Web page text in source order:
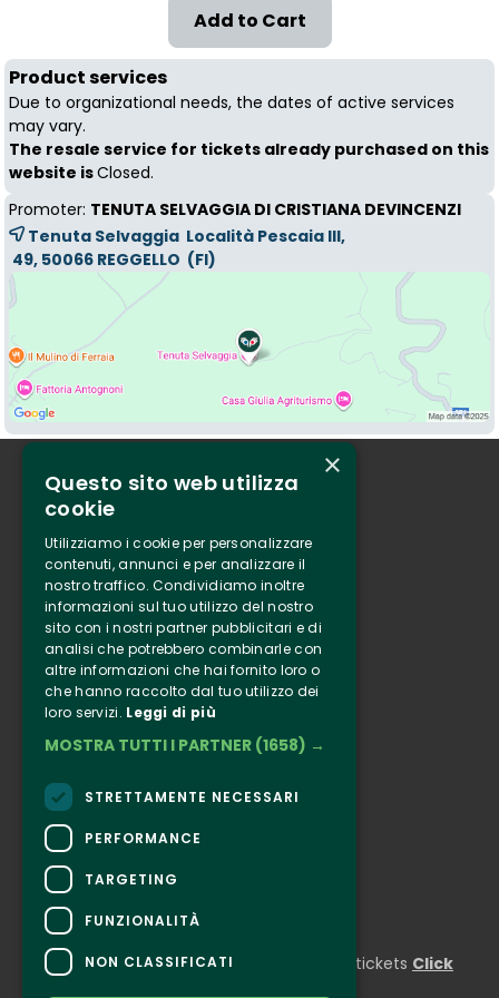
Product services
Due to organizational needs, the dates of active services
may vary.
The resale service for tickets already purchased on this
website isClosed.
Promoter: TENUTA SELVAGGIA DI CRISTIANA DEVINCENZI
Tenuta Selvaggia Località Pescaia III,
49, 50066 REGGELLO (FI)
Who we are
Tenuta Selvaggia
Contacts
Online ticketing
Clappit
Information
Follow Us
Facebook
Connect
CONTACTS
For information and support in purchasing tickets Click
×
Questo sito web utilizza
cookie
Utilizziamo i cookie per personalizzare
contenuti, annunci e per analizzare il
nostro traffico. Condividiamo inoltre
informazioni sul tuo utilizzo del nostro
sito con i nostri partner pubblicitari e di
analisi che potrebbero combinarle con
altre informazioni che hai fornito loro o
che hanno raccolto dal tuo utilizzo dei
loro servizi. Leggi di più
MOSTRA TUTTI I PARTNER (1658) →
STRETTAMENTE NECESSARI
PERFORMANCE
TARGETING
FUNZIONALITÀ
NON CLASSIFICATI